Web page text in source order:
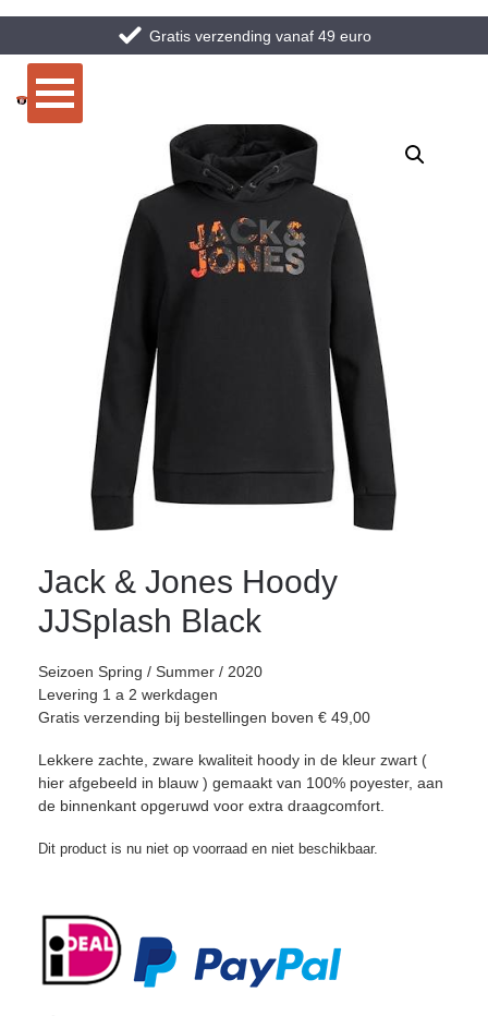
Gratis verzending vanaf 49 euro
Jack & Jones Hoody
JJSplash Black
Seizoen Spring / Summer / 2020
Levering 1 a 2 werkdagen
Gratis verzending bij bestellingen boven € 49,00
Lekkere zachte, zware kwaliteit hoody in de kleur zwart (
hier afgebeeld in blauw ) gemaakt van 100% poyester, aan
de binnenkant opgeruwd voor extra draagcomfort.
Dit product is nu niet op voorraad en niet beschikbaar.